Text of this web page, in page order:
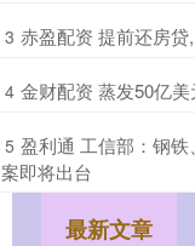
3 赤盈配资 提前还房
4 金财配资 蒸发50亿
5 盈利通 工信部：钢
案即将出台
最新文章